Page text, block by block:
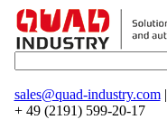
sales@quad-industry.com|
+ 49 (2191) 599-20-17